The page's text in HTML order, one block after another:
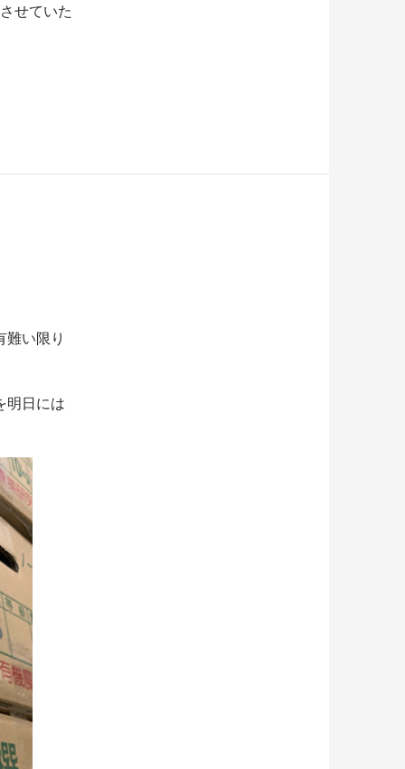
せていた
難い限り
明日には